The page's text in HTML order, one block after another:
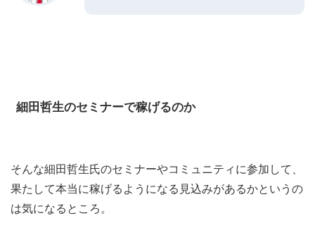
細田哲生のセミナーで稼げるのか
そんな細田哲生氏のセミナーやコミュニティに参加して、
果たして本当に稼げるようになる見込みがあるかというの
は気になるところ。